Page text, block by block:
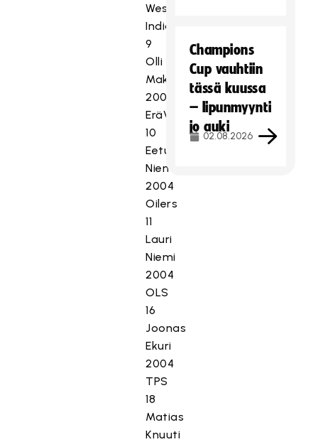
Westend
Indians
9
Olli
Maksimainen
2005
EräViikingit
10
Eetu
Niemelä
2004
Oilers
11
Lauri
Niemi
2004
OLS
16
Joonas
Ekuri
2004
TPS
18
Matias
Knuuti
Champions
Cup vauhtiin
tässä kuussa
– lipunmyynti
jo auki
02.08.2026